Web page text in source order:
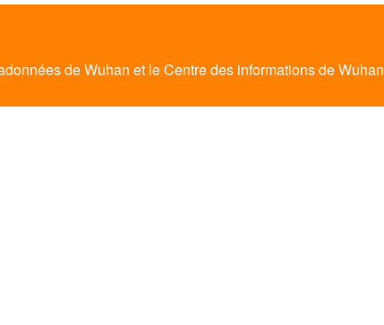
de Wuhan et le Centre des informations de Wuhan